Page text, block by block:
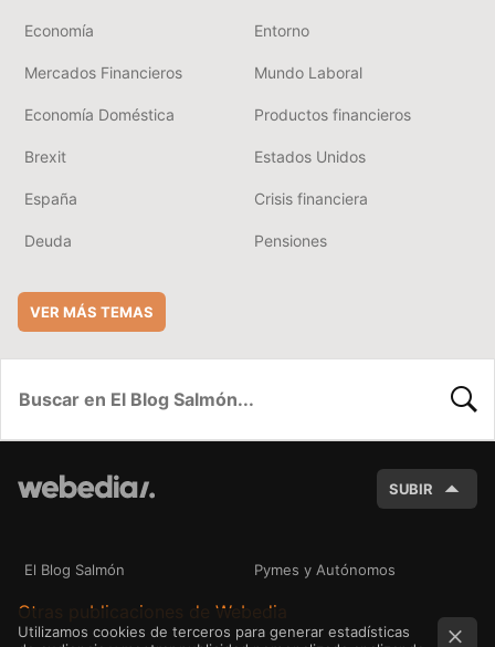
Economía Entorno
Mercados Financieros Mundo Laboral
Economía Doméstica Productos financieros
Brexit Estados Unidos
España Crisis financiera
Deuda Pensiones
VER MÁS TEMAS
SUBIR
El Blog Salmón Pymes y Autónomos
Otras publicaciones de Webedia
Utilizamos cookies de terceros para generar estadísticas